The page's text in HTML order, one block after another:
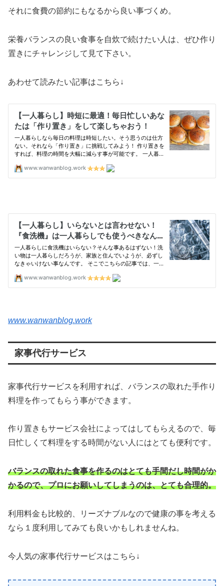
それに食費の節約にもなるから良い事づくめ。
栄養バランスの良い食事を自炊で続けたい人は、ぜひ作り
置きにチャレンジして見て下さい。
あわせて読みたい記事はこちら↓
www.wanwanblog.work
家事代行サービス
家事代行サービスを利用すれば、バランスの取れた手作り
料理を作ってもらう事ができます。
作り置きもサービス会社によってはしてもらえるので、毎
日忙しくて料理をする時間がない人にはとても便利です。
バランスの取れた食事を作るのはとても手間だし時間がか
かるので、プロにお願いしてしまうのは、とても合理的。
利用料金も比較的、リーズナブルなので健康の事を考える
なら１度利用してみても良いかもしれませんね。
今人気の家事代行サービスはこちら↓